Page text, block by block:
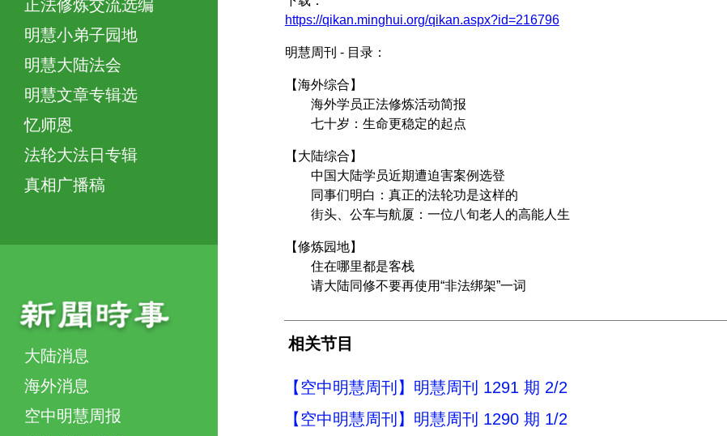
正法修炼交流选编
明慧小弟子园地
明慧大陆法会
明慧文章专辑选
忆师恩
法轮大法日专辑
真相广播稿
大陆消息
海外消息
空中明慧周报
https://qikan.minghui.org/qikan.aspx?id=216796
明慧周刊 - 目录：
【海外综合】
海外学员正法修炼活动简报
七十岁：生命更稳定的起点
【大陆综合】
中国大陆学员近期遭迫害案例选登
同事们明白：真正的法轮功是这样的
街头、公车与航厦：一位八旬老人的高能人生
【修炼园地】
住在哪里都是客栈
请大陆同修不要再使用“非法绑架”一词
相关节目
【空中明慧周刊】明慧周刊 1291 期 2/2
【空中明慧周刊】明慧周刊 1290 期 1/2